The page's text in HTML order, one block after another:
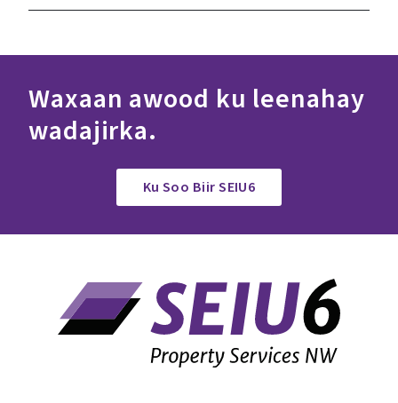
Waxaan awood ku leenahay
wadajirka.
Ku Soo Biir SEIU6